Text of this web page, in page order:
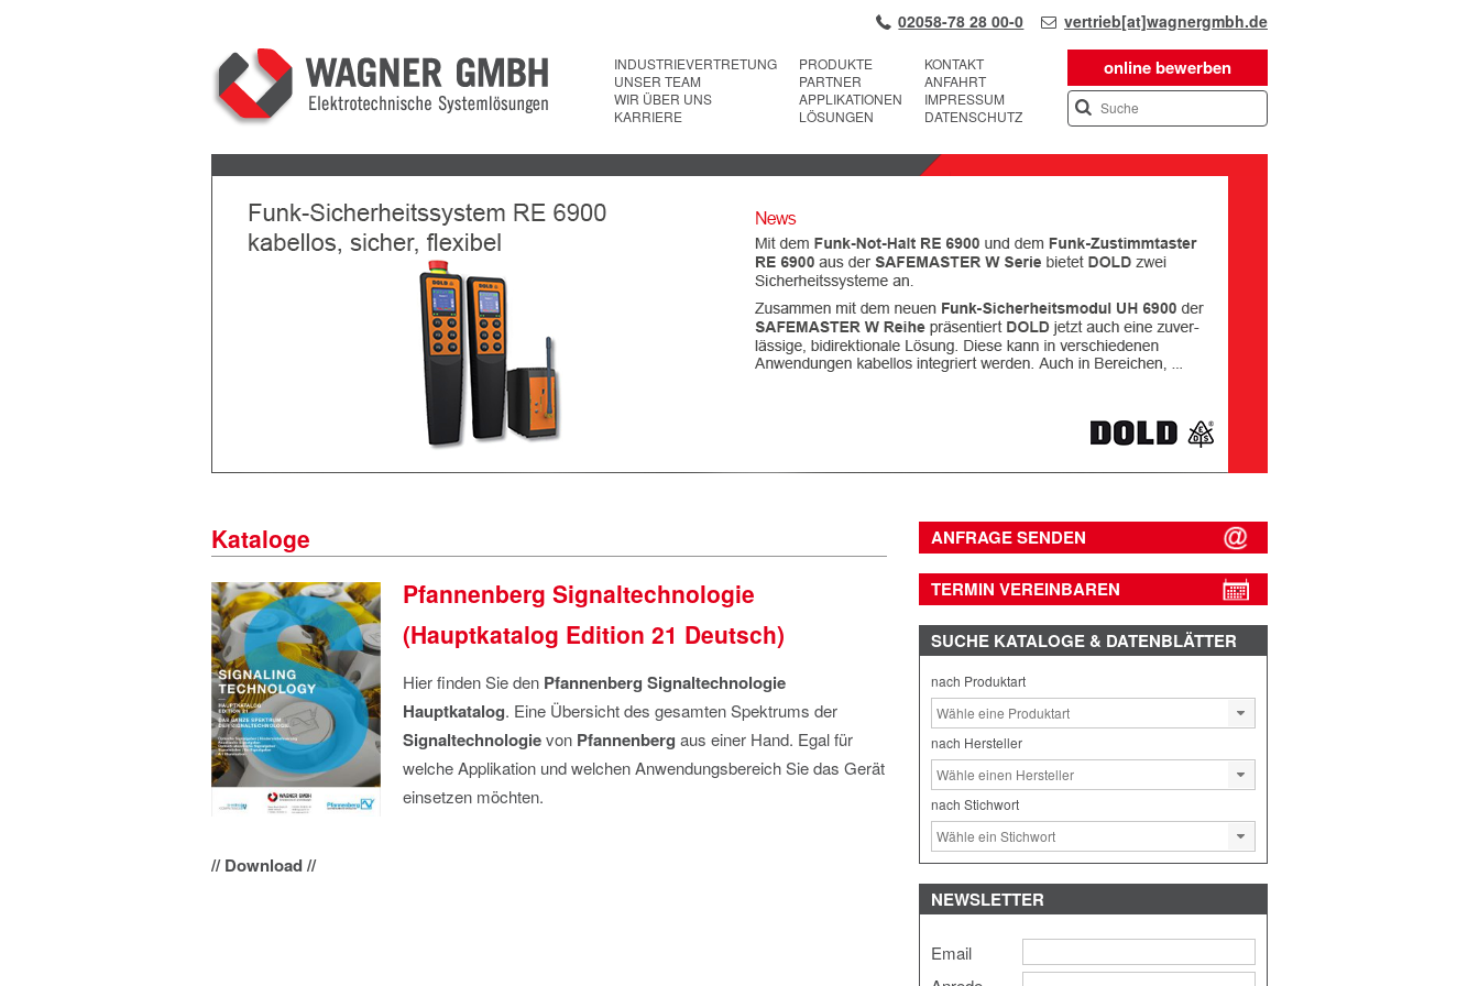
02058-78 28 00-0 vertrieb[at]wagnergmbh.de
online bewerben
INDUSTRIEVERTRETUNG
UNSER TEAM
WIR ÜBER UNS
KARRIERE
PRODUKTE
PARTNER
APPLIKATIONEN
LÖSUNGEN
KONTAKT
ANFAHRT
IMPRESSUM
DATENSCHUTZ
Next
Kataloge
Pfannenberg Signaltechnologie
(Hauptkatalog Edition 21 Deutsch)
Hier finden Sie den Pfannenberg Signaltechnologie
Hauptkatalog. Eine Übersicht des gesamten Spektrums der
Signaltechnologievon Pfannenberg aus einer Hand. Egal für
welche Applikation und welchen Anwendungsbereich Sie das Gerät
einsetzen möchten.
// Download //
ANFRAGE SENDEN
TERMIN VEREINBAREN
SUCHE KATALOGE & DATENBLÄTTER
nach Produktart
nach Hersteller
nach Stichwort
NEWSLETTER
Email